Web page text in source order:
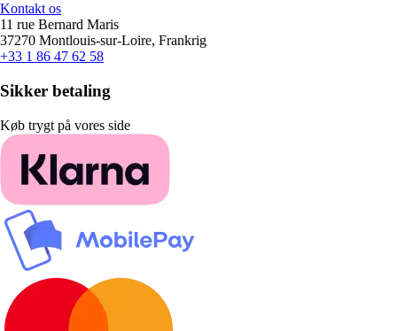
Kontakt os
11 rue Bernard Maris
37270 Montlouis-sur-Loire, Frankrig
+33 1 86 47 62 58
Sikker betaling
Køb trygt på vores side